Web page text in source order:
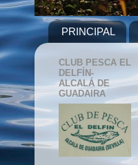
PRINCIPAL
CLUB PESCA EL
DELFÍN-
ALCALÁ DE
GUADAIRA